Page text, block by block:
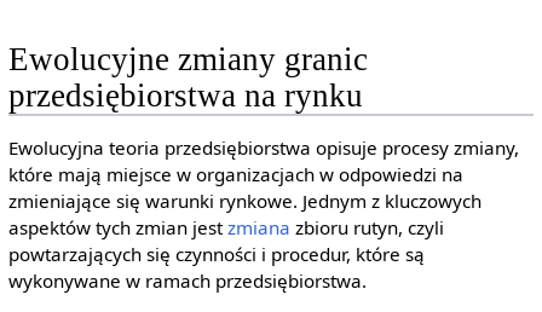
Ewolucyjne zmiany granic
przedsiębiorstwa na rynku
Ewolucyjna teoria przedsiębiorstwa opisuje procesy zmiany,
które mają miejsce w organizacjach w odpowiedzi na
zmieniające się warunki rynkowe. Jednym z kluczowych
aspektów tych zmian jestzmiana zbioru rutyn, czyli
powtarzających się czynności i procedur, które są
wykonywane w ramach przedsiębiorstwa.